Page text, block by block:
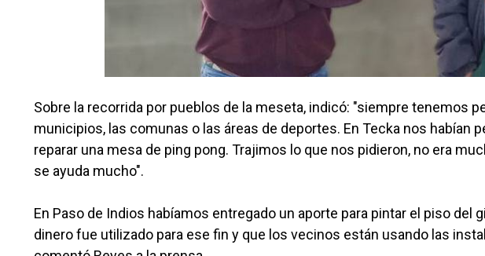
Sobre la recorrida por pueblos de la meseta, indicó: "siempre tenemos
municipios, las comunas o las áreas de deportes. En Tecka nos habían
reparar una mesa de ping pong. Trajimos lo que nos pidieron, no era
se ayuda mucho".
En Paso de Indios habíamos entregado un aporte para pintar el piso del
dinero fue utilizado para ese fin y que los vecinos están usando las